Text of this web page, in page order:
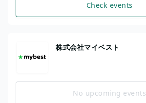
Check events
株式会社マイベスト
No upcoming events